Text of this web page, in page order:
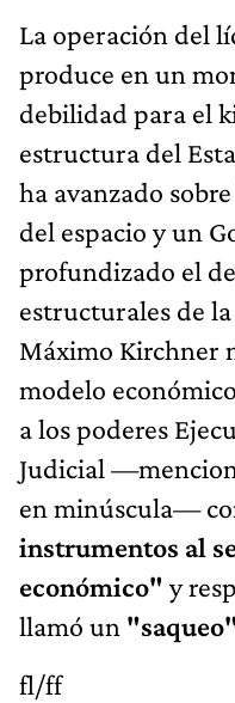
La operación del
produce en un
debilidad para el
estructura del
ha avanzado
del espacio y un
profundizado el
estructurales de
Máximo Kirchner
modelo
a los poderes
Judicial
en minúscula—
instrumentos al
económico" y
llamó un
fl/ff